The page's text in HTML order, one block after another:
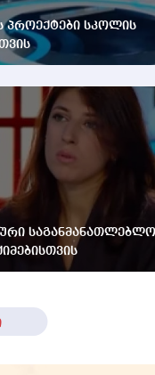
პროექტები სკოლის